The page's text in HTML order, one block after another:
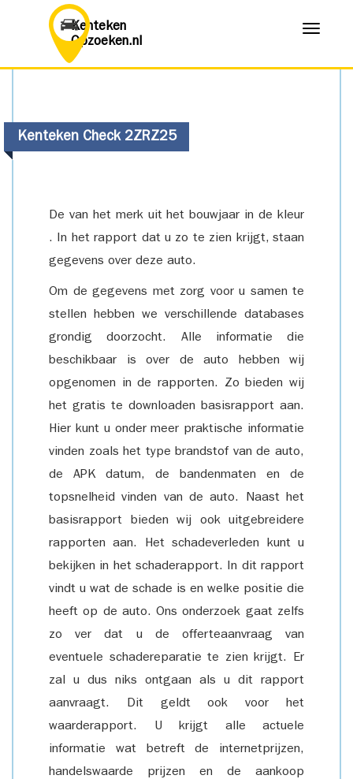
Kenteken
Opzoeken.nl
Menu
Kenteken Check 2ZRZ25
De van het merk uit het bouwjaar in de kleur
. In het rapport dat u zo te zien krijgt, staan
gegevens over deze auto.
Om de gegevens met zorg voor u samen te
stellen hebben we verschillende databases
grondig doorzocht. Alle informatie die
beschikbaar is over de auto hebben wij
opgenomen in de rapporten. Zo bieden wij
het gratis te downloaden basisrapport aan.
Hier kunt u onder meer praktische informatie
vinden zoals het type brandstof van de auto,
de APK datum, de bandenmaten en de
topsnelheid vinden van de auto. Naast het
basisrapport bieden wij ook uitgebreidere
rapporten aan. Het schadeverleden kunt u
bekijken in het schaderapport. In dit rapport
vindt u wat de schade is en welke positie die
heeft op de auto. Ons onderzoek gaat zelfs
zo ver dat u de offerteaanvraag van
eventuele schadereparatie te zien krijgt. Er
zal u dus niks ontgaan als u dit rapport
aanvraagt. Dit geldt ook voor het
waarderapport. U krijgt alle actuele
informatie wat betreft de internetprijzen,
handelswaarde prijzen en de aankoop